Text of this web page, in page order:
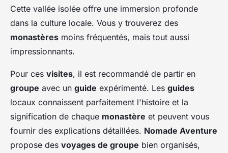
Cette vallée isolée offre une immersion profonde
dans la culture locale. Vous y trouverez des
monastères moins fréquentés, mais tout aussi
impressionnants.
Pour ces visites, il est recommandé de partir en
groupe avec un guide expérimenté. Les guides
locaux connaissent parfaitement l'histoire et la
signification de chaque monastère et peuvent vous
fournir des explications détaillées. Nomade Aventure
propose des voyages de groupe bien organisés,